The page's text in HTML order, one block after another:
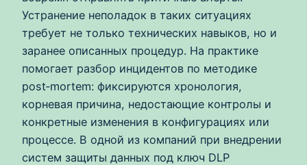
Устранение неполадок в таких ситуациях
требует не только технических навыков, но и
заранее описанных процедур. На практике
помогает разбор инцидентов по методике
post‑mortem: фиксируются хронология,
корневая причина, недостающие контролы и
конкретные изменения в конфигурациях или
процессе. В одной из компаний при внедрении
систем защиты данных под ключ DLP